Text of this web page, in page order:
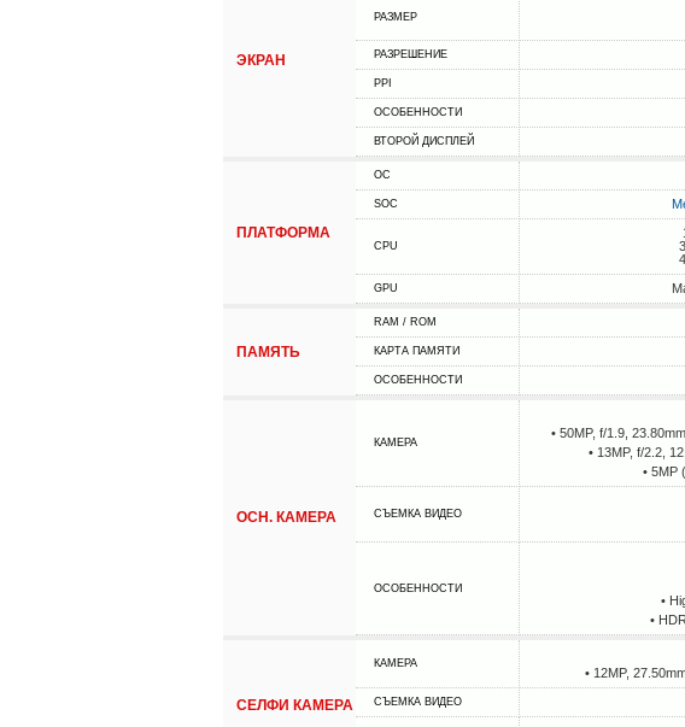
ЭКРАН
РАЗМЕР
РАЗРЕШЕНИЕ
PPI
ОСОБЕННОСТИ
ВТОРОЙ ДИСПЛЕЙ
ПЛАТФОРМА
ОС
SOC
CPU
GPU
ПАМЯТЬ
RAM / ROM
КАРТА ПАМЯТИ
ОСОБЕННОСТИ
ОСН. КАМЕРА
КАМЕРА
• 50MP, f/1.9,
• 13MP, f/2.2,
• 5MP
СЪЕМКА ВИДЕО
ОСОБЕННОСТИ
•
•
СЕЛФИ КАМЕРА
КАМЕРА
• 12MP,
СЪЕМКА ВИДЕО